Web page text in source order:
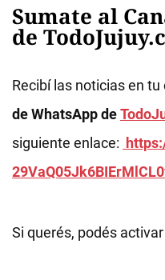
Sumate al
de
Recibí las noticias en
de WhatsApp de
siguiente enlace:
Si querés, podés